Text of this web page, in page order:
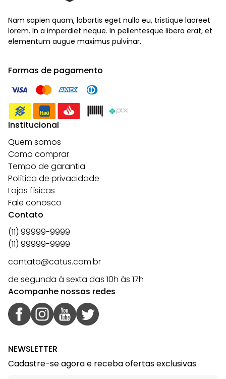
Nam sapien quam, lobortis eget nulla eu, tristique laoreet
lorem. In a imperdiet neque. In pellentesque libero erat, et
elementum augue maximus pulvinar.
Formas de pagamento
Institucional
Quem somos
Como comprar
Tempo de garantia
Política de privacidade
Lojas físicas
Fale conosco
Contato
(11) 99999-9999
(11) 99999-9999
contato@catus.com.br
de segunda à sexta das 10h às 17h
Acompanhe nossas redes
NEWSLETTER
Cadastre-se agora e receba ofertas exclusivas